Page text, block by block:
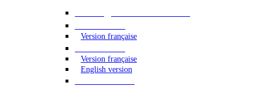
Version française
Version française
English version